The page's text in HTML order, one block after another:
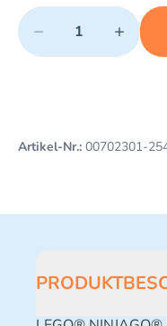
Quantity
− +
Minimum quantity: 1
Add 1 item to cart
Artikel-Nr.: 00702301-